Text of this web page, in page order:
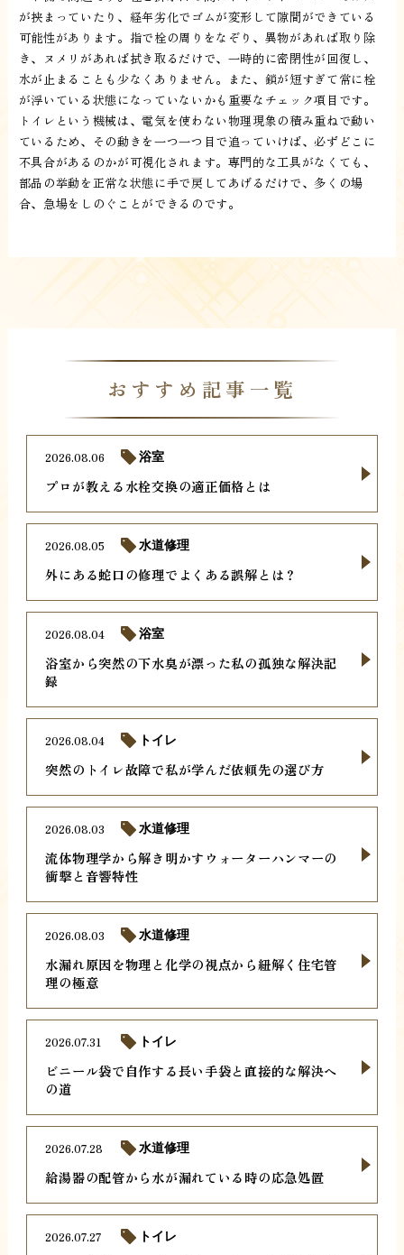
が挟まっていたり、経年劣化でゴムが変形して隙間ができている
可能性があります。指で栓の周りをなぞり、異物があれば取り除
き、ヌメリがあれば拭き取るだけで、一時的に密閉性が回復し、
水が止まることも少なくありません。また、鎖が短すぎて常に栓
が浮いている状態になっていないかも重要なチェック項目です。
トイレという機械は、電気を使わない物理現象の積み重ねで動い
ているため、その動きを一つ一つ目で追っていけば、必ずどこに
不具合があるのかが可視化されます。専門的な工具がなくても、
部品の挙動を正常な状態に手で戻してあげるだけで、多くの場
合、急場をしのぐことができるのです。
おすすめ記事一覧
プロが教える水栓交換の適正価格とは
2026.08.06 浴室
外にある蛇口の修理でよくある誤解とは？
2026.08.05 水道修理
浴室から突然の下水臭が漂った私の孤独な解決記
録
2026.08.04 浴室
突然のトイレ故障で私が学んだ依頼先の選び方
2026.08.04 トイレ
流体物理学から解き明かすウォーターハンマーの
衝撃と音響特性
2026.08.03 水道修理
水漏れ原因を物理と化学の視点から紐解く住宅管
理の極意
2026.08.03 水道修理
ビニール袋で自作する長い手袋と直接的な解決へ
の道
2026.07.31 トイレ
給湯器の配管から水が漏れている時の応急処置
2026.07.28 水道修理
2026.07.27 トイレ